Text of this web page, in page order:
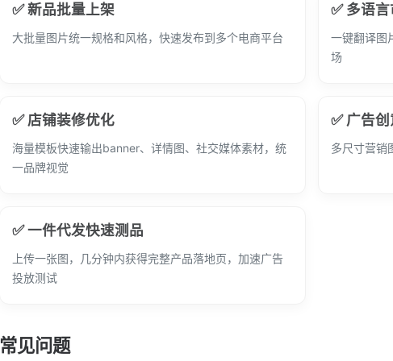
✅ 新品批量上架
大批量图片统一规格和风格，快速发布到多个电商平台
✅ 多语
一键翻译图
场
✅ 店铺装修优化
海量模板快速输出banner、详情图、社交媒体素材，统
一品牌视觉
✅ 广告
多尺寸营销
✅ 一件代发快速测品
上传一张图，几分钟内获得完整产品落地页，加速广告
投放测试
常见问题